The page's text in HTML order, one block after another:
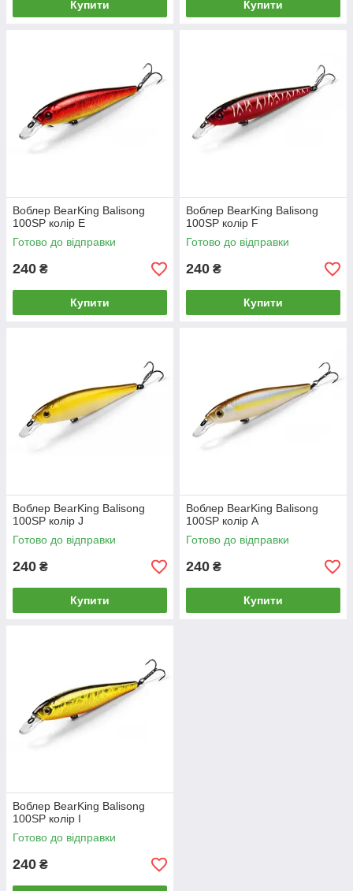
Купити Купити
Воблер BearKing Balisong
100SP колір E
Готово до відправки
240 ₴
Купити
Воблер BearKing Balisong
100SP колір F
Готово до відправки
240 ₴
Купити
Воблер BearKing Balisong
100SP колір J
Готово до відправки
240 ₴
Купити
Воблер BearKing Balisong
100SP колір A
Готово до відправки
240 ₴
Купити
Воблер BearKing Balisong
100SP колір I
Готово до відправки
240 ₴